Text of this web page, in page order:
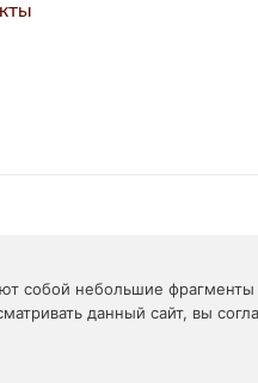
собой небольшие
данный сайт, вы